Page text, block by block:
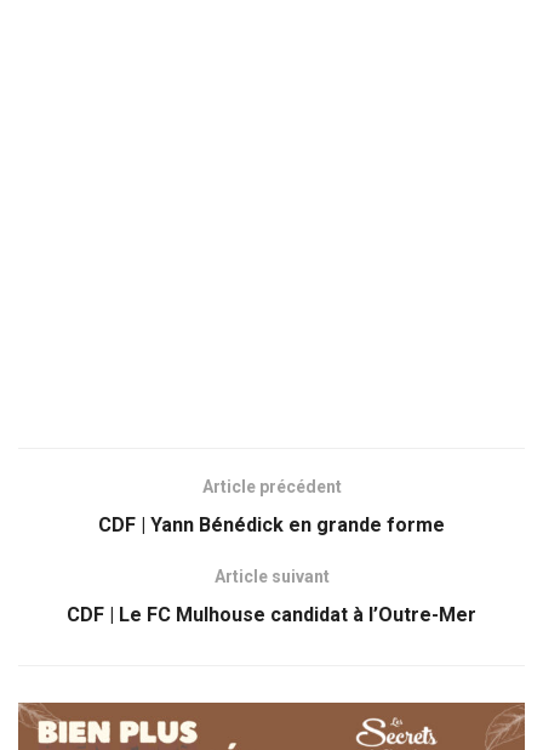
Article précédent
CDF | Yann Bénédick en grande forme
Article suivant
CDF | Le FC Mulhouse candidat à l’Outre-Mer